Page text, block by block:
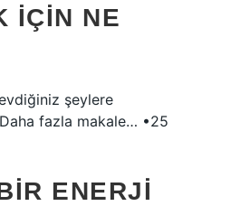
IÇIN NE
şeylere
fazla makale… •25
ENERJI